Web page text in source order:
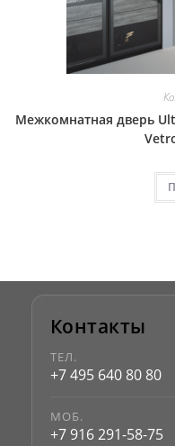
Межкомнатная дверь
Контакты
ТЕЛ.
+7 495 640 80 80
МОБ.
+7 916 291-58-75